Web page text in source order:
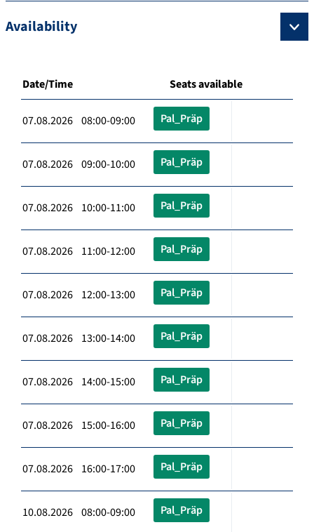
Availability
Date/Time Seats available
07.08.2026 08:00-09:00 Pal_Präp
07.08.2026 09:00-10:00 Pal_Präp
07.08.2026 10:00-11:00 Pal_Präp
07.08.2026 11:00-12:00 Pal_Präp
07.08.2026 12:00-13:00 Pal_Präp
07.08.2026 13:00-14:00 Pal_Präp
07.08.2026 14:00-15:00 Pal_Präp
07.08.2026 15:00-16:00 Pal_Präp
07.08.2026 16:00-17:00 Pal_Präp
10.08.2026 08:00-09:00 Pal_Präp